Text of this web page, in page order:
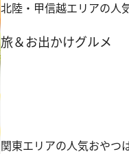
北陸・甲信越エリアの人
旅＆お出かけグルメ
関東エリアの人気おやつ